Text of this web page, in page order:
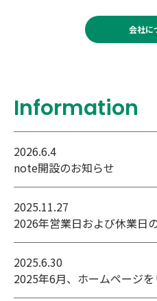
会社に
Information
2026.6.4
note開設のお知らせ
2025.11.27
2026年営業日および休業日
2025.6.30
2025年6月、ホームページを